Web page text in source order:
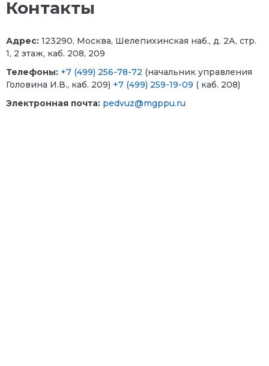
Контакты
Адрес: 123290, Москва, Шелепихинская наб., д. 2А, стр.
1, 2 этаж, каб. 208, 209
Телефоны: +7 (499) 256-78-72 (начальник управления
Головина И.В., каб. 209) +7 (499) 259-19-09 ( каб. 208)
Электронная почта: pedvuz@mgppu.ru